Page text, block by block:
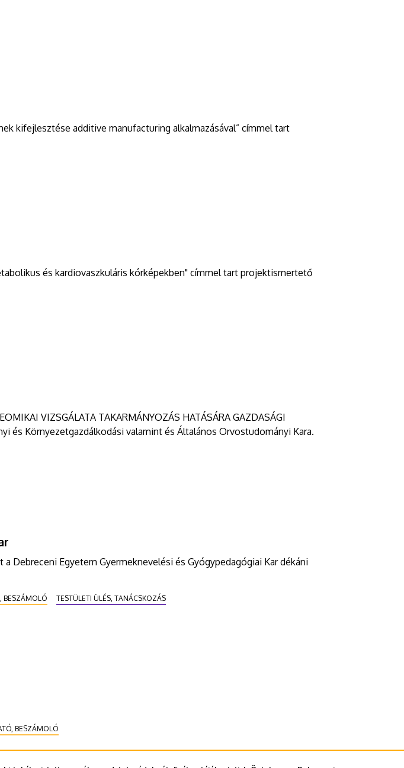
kifejlesztése additive manufacturing alkalmazásával” címmel tart
és kardiovaszkuláris kórképekben" címmel tart projektismertető
VIZSGÁLATA TAKARMÁNYOZÁS HATÁSÁRA GAZDASÁGI
és Környezetgazdálkodási valamint és Általános Orvostudományi Kara.
Debreceni Egyetem Gyermeknevelési és Gyógypedagógiai Kar dékáni
BESZÁMOLÓ TESTÜLETI ÜLÉS, TANÁCSKOZÁS
BESZÁMOLÓ